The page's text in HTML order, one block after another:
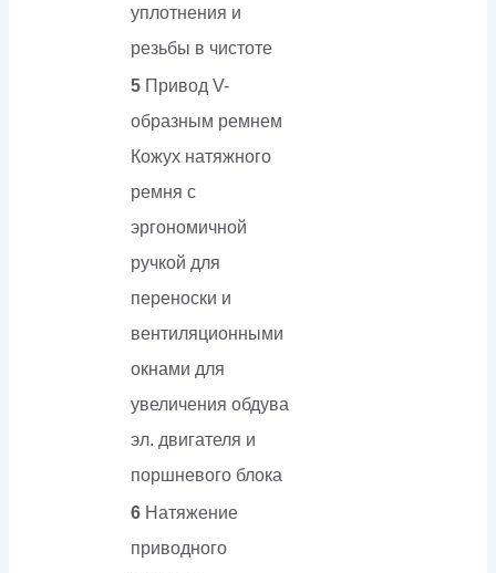
уплотнения и
резьбы в чистоте
5 Привод V-
образным ремнем
Кожух натяжного
ремня с
эргономичной
ручкой для
переноски и
вентиляционными
окнами для
увеличения обдува
эл. двигателя и
поршневого блока
6 Натяжение
приводного